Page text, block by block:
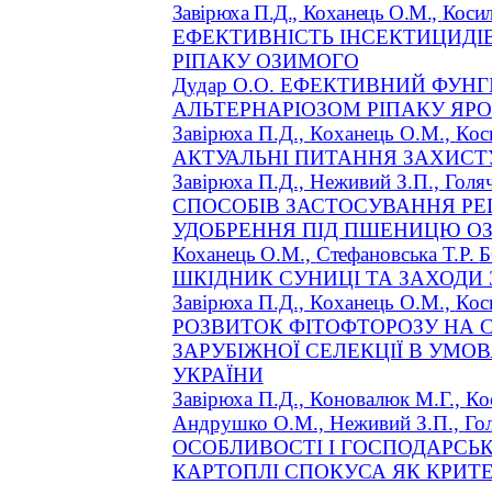
Завірюха П.Д., Коханець О.М.,
ЕФЕКТИВНІСТЬ
РІПАКУ ОЗИМОГО
Дудар О.О. ЕФЕКТИВНИЙ
АЛЬТЕРНАРІОЗОМ РІПАКУ
Завірюха П.Д., Коханець О.М.,
АКТУАЛЬНІ ПИТАННЯ
Завірюха П.Д., Неживий З.П.,
СПОСОБІВ ЗАСТОСУВАННЯ
УДОБРЕННЯ ПІД ПШЕНИЦЮ
Коханець О.М., Стефановська Т.Р.
ШКІДНИК СУНИЦІ ТА ЗАХОДИ
Завірюха П.Д., Коханець О.М.,
РОЗВИТОК ФІТОФТОРОЗУ НА
ЗАРУБІЖНОЇ СЕЛЕКЦІЇ В
УКРАЇНИ
Завірюха П.Д., Коновалюк М.Г.,
Андрушко О.М., Неживий З.П.,
ОСОБЛИВОСТІ І
КАРТОПЛІ СПОКУСА ЯК